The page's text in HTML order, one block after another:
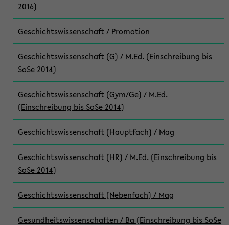
2016)
Geschichtswissenschaft / Promotion
Geschichtswissenschaft (G) / M.Ed. (Einschreibung bis
SoSe 2014)
Geschichtswissenschaft (Gym/Ge) / M.Ed.
(Einschreibung bis SoSe 2014)
Geschichtswissenschaft (Hauptfach) / Mag
Geschichtswissenschaft (HR) / M.Ed. (Einschreibung bis
SoSe 2014)
Geschichtswissenschaft (Nebenfach) / Mag
Gesundheitswissenschaften / Ba (Einschreibung bis SoSe